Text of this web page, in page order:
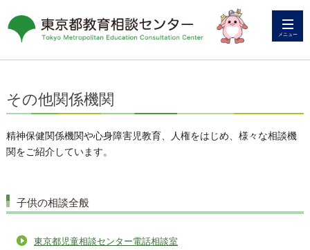
メニュー
その他関係機関
精神保健関係機関や心身障害児教育、人権をはじめ、様々な相談機
関をご紹介しています。
子供の相談全般
東京都児童相談センター電話相談室